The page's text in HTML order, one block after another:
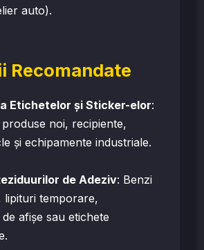
auto).
Recomandate
Etichetelor și Sticker-elor:
noi, recipiente,
și echipamente industriale.
de Adeziv: Benzi
lipituri temporare,
afișe sau etichete